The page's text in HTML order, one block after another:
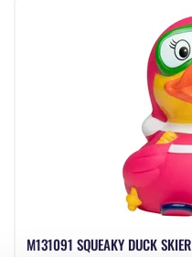
M131091 SQUEAKY DUCK SKIER